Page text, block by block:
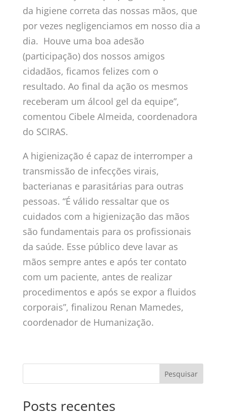
da higiene correta das nossas mãos, que
por vezes negligenciamos em nosso dia a
dia. Houve uma boa adesão
(participação) dos nossos amigos
cidadãos, ficamos felizes com o
resultado. Ao final da ação os mesmos
receberam um álcool gel da equipe”,
comentou Cibele Almeida, coordenadora
do SCIRAS.
A higienização é capaz de interromper a
transmissão de infecções virais,
bacterianas e parasitárias para outras
pessoas. “É válido ressaltar que os
cuidados com a higienização das mãos
são fundamentais para os profissionais
da saúde. Esse público deve lavar as
mãos sempre antes e após ter contato
com um paciente, antes de realizar
procedimentos e após se expor a fluidos
corporais”, finalizou Renan Mamedes,
coordenador de Humanização.
Posts recentes